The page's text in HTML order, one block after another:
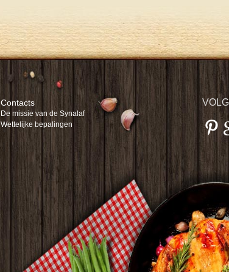
Contacts
De missie van de Synalaf
Wettelijke bepalingen